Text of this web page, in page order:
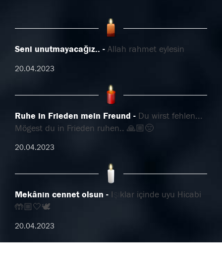
Seni unutmayacağız.. Allah rahmet eylesin
20.04.2023
Ruhe in Frieden mein Freund
Du wirst fehlen...
Mögest du in Frieden ruhen.. 🙏🏼😔
20.04.2023
Mekânın cennet olsun
Işıklar içinde uyu Hicabi
🤲🏼🤍🕊️
20.04.2023